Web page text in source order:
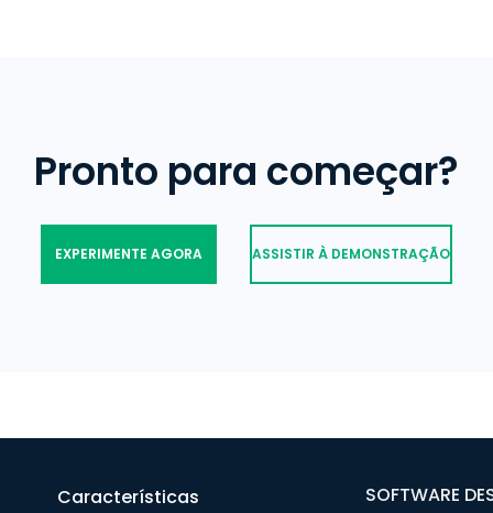
Pronto para começar?
EXPERIMENTE AGORA ASSISTIR À DEMONSTRAÇÃO
Características
SOFTWARE